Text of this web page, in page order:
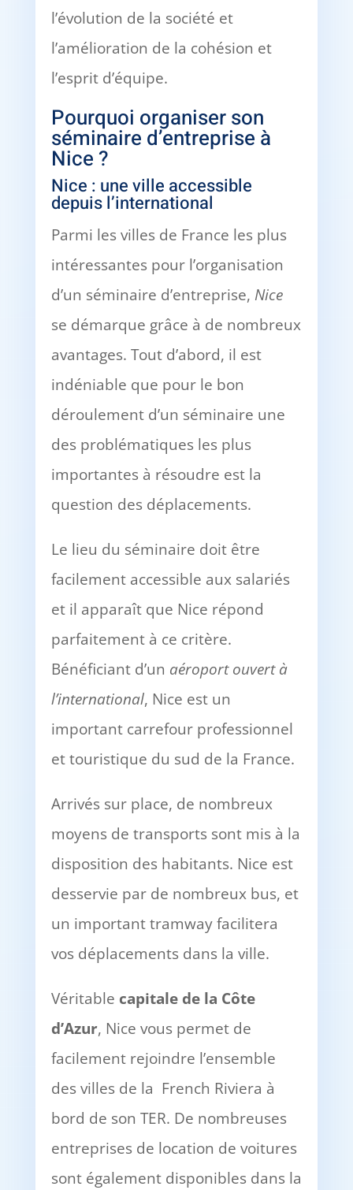
l’évolution de la société et
l’amélioration de la cohésion et
l’esprit d’équipe.
Pourquoi organiser son
séminaire d’entreprise à
Nice ?
Nice : une ville accessible
depuis l’international
Parmi les villes de France les plus
intéressantes pour l’organisation
d’un séminaire d’entreprise, Nice
se démarque grâce à de nombreux
avantages. Tout d’abord, il est
indéniable que pour le bon
déroulement d’un séminaire une
des problématiques les plus
importantes à résoudre est la
question des déplacements.
Le lieu du séminaire doit être
facilement accessible aux salariés
et il apparaît que Nice répond
parfaitement à ce critère.
Bénéficiant d’un aéroport ouvert à
l’international, Nice est un
important carrefour professionnel
et touristique du sud de la France.
Arrivés sur place, de nombreux
moyens de transports sont mis à la
disposition des habitants. Nice est
desservie par de nombreux bus, et
un important tramway facilitera
vos déplacements dans la ville.
Véritable capitale de la Côte
d’Azur, Nice vous permet de
facilement rejoindre l’ensemble
des villes de la French Riviera à
bord de son TER. De nombreuses
entreprises de location de voitures
sont également disponibles dans la